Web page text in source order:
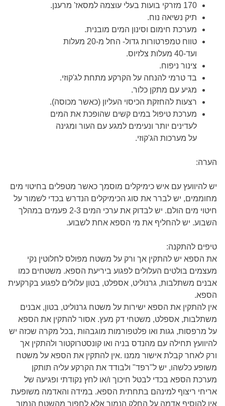
170 מזרקי בועות בעלי עוצמה למסאז' מרענן.
תיק נשיאה נוח.
מערכת חימום וסינון המים מובנית.
טווח טמפרטורות גדול- החל מ-20 מעלות
ועד-40 מעלות צלזיוס.
צינור ניפוח.
בד טרמי להנחה על הקרקע מתחת לג'קוזי.
מגיע עם מתקן כלור.
רצעות להחזקת הכיסוי העליון (כאשר מכוסה).
מערכת טיפול במים קשים שהופכת את המים
לעדינים יותר ונעימים למגע עם העור ומגינה
על מערכות הג'קוזי.
הערה:
יש להיוועץ עם איש כימיקלים מוסמך כאשר מטפלים בחיטוי מים
מחוממים, יש לברר את סוג הכימיקלים הנדרש בכדי לשמור על
חיטוי מים הולם. יש לבדוק את ערכי המים 2-3 פעמים במהלך
השבוע. יש להחליף את מי הספא אחת לשבוע.
טיפים להתקנה:
את הספא יש להתקין אך ורק על משטח מפולס לחלוטין נקי
מעצמים בולטים העלולים לפגוע ביריעת הספא. משטחים כמו
אבנים משתלבות, גרנוליט, אספלט, בטון עלולים לפגוע בקרקעית
הספא.
אין להתקין את הספא ישירות על משטח גרנוליט, בטון, אבנים
משתלבות, אספלט, משטחי דק מעץ. אסור להתקין את הספא
על מרפסות, גגות ואו פלטפורמות מוגבהות ,בכל מקרה שכזה יש
להיוועץ תחילה עם מהנדס בניה ואו קונסטרוקטור ולהתקין אך
ורק לאחר קבלת אישור ממנו .אין להתקין את הספא על משטח
משופע כלשהו, יש ל"רפד" ולבודד את הקרקע עליה תותקן
מערכת הספא בכדי לבטל חיכוך ו/או לחץ נקודתי ופגיעה של
אריחי ריצוף למינהם בתחתית הספא. במידה והאדמה משופעת
אין להוסיף אדמה על החלק הנמוך אלא לחפור מהשטח הנמוך